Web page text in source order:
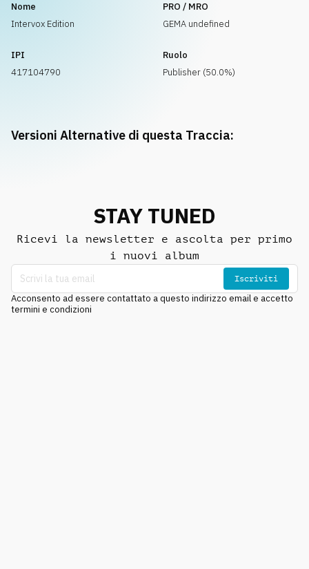
Nome
Intervox Edition
PRO / MRO
GEMA undefined
IPI
417104790
Ruolo
Publisher (50.0%)
Versioni Alternative di questa Traccia:
STAY TUNED
Ricevi la newsletter e ascolta per primo
i nuovi album
Iscriviti
Acconsento ad essere contattato a questo indirizzo email e accetto
termini e condizioni